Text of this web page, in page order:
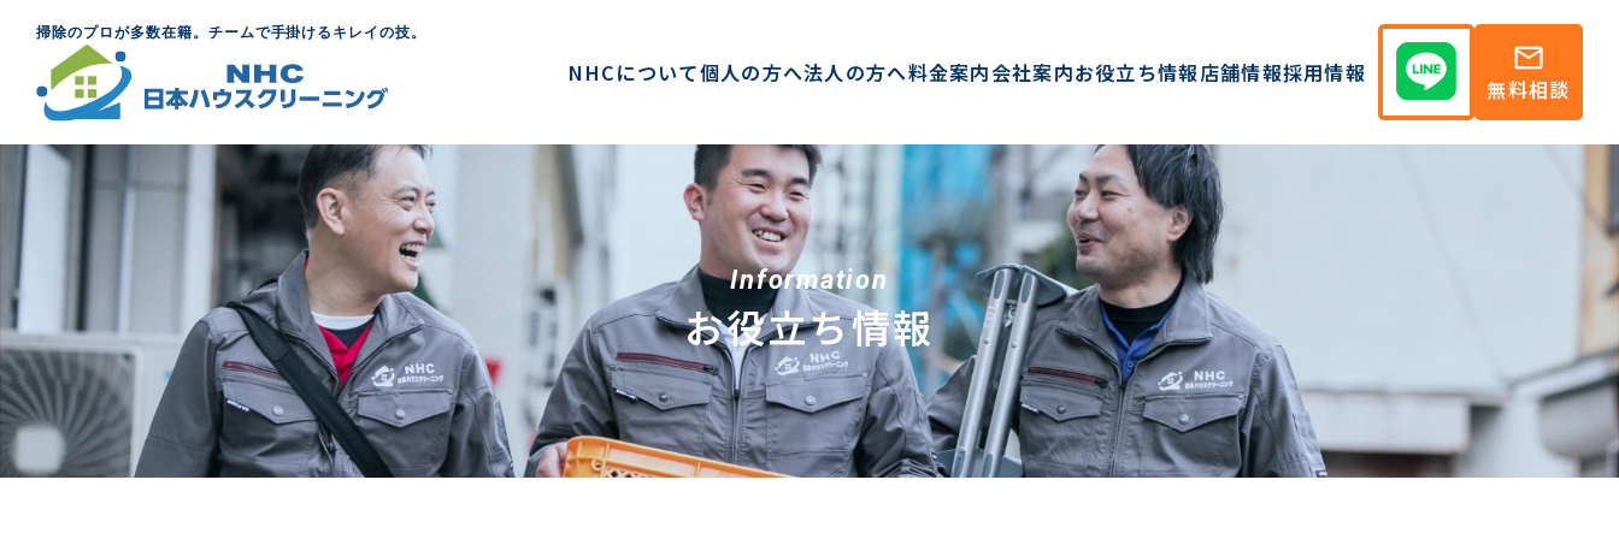
掃除のプロが多数在籍。チームで手掛けるキレイの技。
NHCについて個人の方へ法人の方へ料金案内会社案内お役立ち情報店舗情報採用情報 mail
無料相談
Information
お役立ち情報